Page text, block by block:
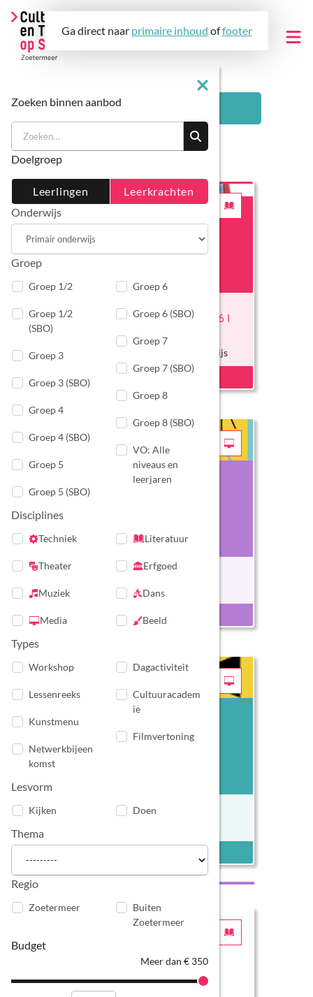
Ga direct naar primaire inhoud offooter
Primair onderwijs
Cultuuraanbod
Lesmateriaal
Cultuuracademie voor leerkrachten
Cultuuraanbod
Lesmateriaal
Over ons
Cultuureducatie met Kwaliteit (CMK)
Zoeken
Inloggen
Zoeken binnen aanbod
Doelgroep
Leerlingen
Leerkrachten
Onderwijs
Groep
Groep 1/2
Groep 1/2
(SBO)
Groep 3
Groep 3 (SBO)
Groep 4
Groep 4 (SBO)
Groep 5
Groep 5 (SBO)
Groep 6
Groep 6 (SBO)
Groep 7
Groep 7 (SBO)
Groep 8
Groep 8 (SBO)
VO: Alle
niveaus en
leerjaren
Disciplines
Techniek
Theater
Muziek
Media
Literatuur
Erfgoed
Dans
Beeld
Types
Workshop
Lessenreeks
Kunstmenu
Netwerkbijeen
komst
Dagactiviteit
Cultuuracadem
ie
Filmvertoning
Lesvorm
Kijken Doen
Thema
Regio
Zoetermeer
Buiten
Zoetermeer
Budget
Meer dan € 350
KUNSTMENU 2026-2027 I
Literatuurvoorstelling Groep 6 I
Groep 6 en 6 (SBO) primair onderwijs
Kijk op film: ervaar
Groep VO primair onderwijs
Kijk op film: maak